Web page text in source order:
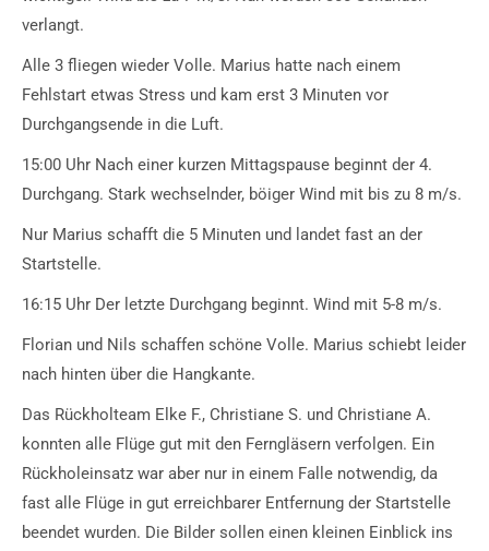
verlangt.
Alle 3 fliegen wieder Volle. Marius hatte nach einem
Fehlstart etwas Stress und kam erst 3 Minuten vor
Durchgangsende in die Luft.
15:00 Uhr Nach einer kurzen Mittagspause beginnt der 4.
Durchgang. Stark wechselnder, böiger Wind mit bis zu 8 m/s.
Nur Marius schafft die 5 Minuten und landet fast an der
Startstelle.
16:15 Uhr Der letzte Durchgang beginnt. Wind mit 5-8 m/s.
Florian und Nils schaffen schöne Volle. Marius schiebt leider
nach hinten über die Hangkante.
Das Rückholteam Elke F., Christiane S. und Christiane A.
konnten alle Flüge gut mit den Ferngläsern verfolgen. Ein
Rückholeinsatz war aber nur in einem Falle notwendig, da
fast alle Flüge in gut erreichbarer Entfernung der Startstelle
beendet wurden. Die Bilder sollen einen kleinen Einblick ins